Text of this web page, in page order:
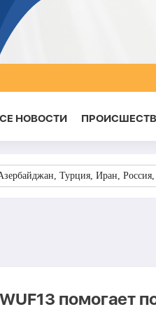
НОВОСТИ
Турция, Иран, Россия,
помогает